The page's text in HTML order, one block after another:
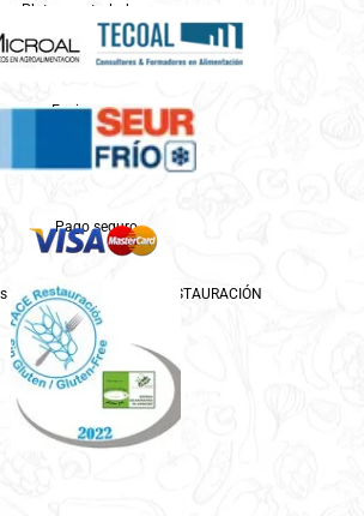
Platos controlados por
Enviamos por
Pago seguro
por ASPROCESE-FACE RESTAURACIÓN